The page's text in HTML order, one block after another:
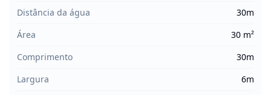
Distância da água
30m
Área
30 m²
Comprimento
30m
Largura
6m